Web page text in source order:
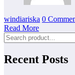
windiariska 0
Read More
Recent Posts